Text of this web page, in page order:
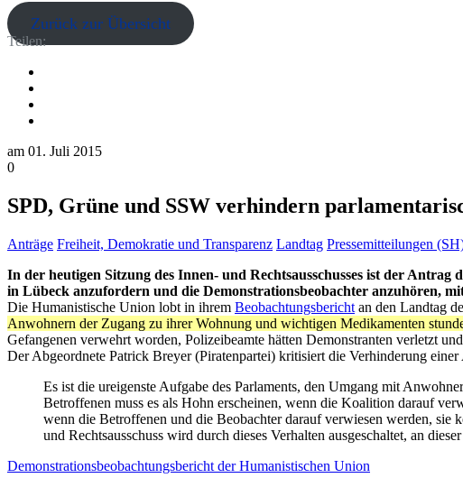
Zurück zur Übersicht
Teilen:
am 01. Juli 2015
0
SPD, Grüne und SSW verhindern
Anträge Freiheit, Demokratie und Transparenz Landtag Pressemitteilungen
In der heutigen Sitzung des Innen- und Rechtsausschusses ist der
in Lübeck anzufordern und die Demonstrationsbeobachter anzuhören,
Die Humanistische Union lobt in ihrem Beobachtungsbericht an den Landtag
Anwohnern der Zugang zu ihrer Wohnung und wichtigen Medikamenten
Gefangenen verwehrt worden, Polizeibeamte hätten Demonstranten verletzt
Der Abgeordnete Patrick Breyer (Piratenpartei) kritisiert die Verhinderung
Es ist die ureigenste Aufgabe des Parlaments, den Umgang mit
Betroffenen muss es als Hohn erscheinen, wenn die Koalition darauf
wenn die Betroffenen und die Beobachter darauf verwiesen werden, sie
und Rechtsausschuss wird durch dieses Verhalten ausgeschaltet, an
Demonstrationsbeobachtungsbericht der Humanistischen Union